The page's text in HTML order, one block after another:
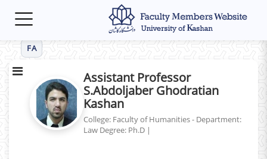
Toggle
FA
Assistant Professor
S.Abdoljaber Ghodratian
Kashan
College: Faculty of Humanities - Department:
Law Degree: Ph.D |